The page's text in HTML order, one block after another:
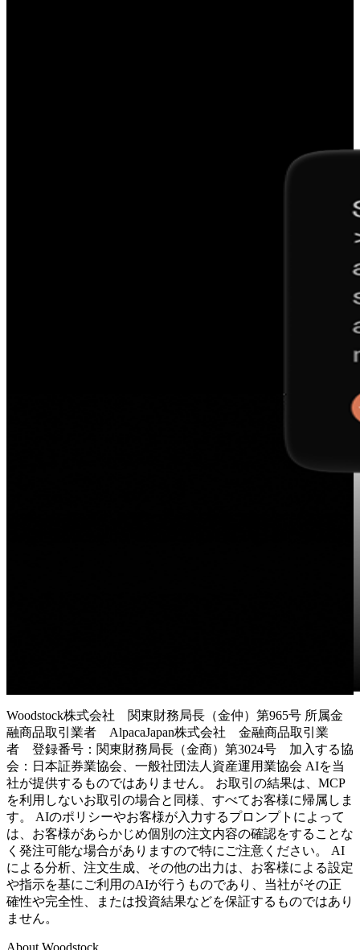
融商品取引業者 AlpacaJapan株式会社 金融商品取引業
者 登録番号：関東財務局長（金商）第3024号 加入する協
会：日本証券業協会、一般社団法人資産運用業協会 AIを当
社が提供するものではありません。 お取引の結果は、MCP
を利用しないお取引の場合と同様、すべてお客様に帰属しま
す。 AIのポリシーやお客様が入力するプロンプトによって
は、お客様があらかじめ個別の注文内容の確認をすることな
く発注可能な場合がありますので特にご注意ください。 AI
による分析、注文生成、その他の出力は、お客様による設定
や指示を基にご利用のAIが行うものであり、当社がその正
確性や完全性、または投資結果などを保証するものではあり
ません。